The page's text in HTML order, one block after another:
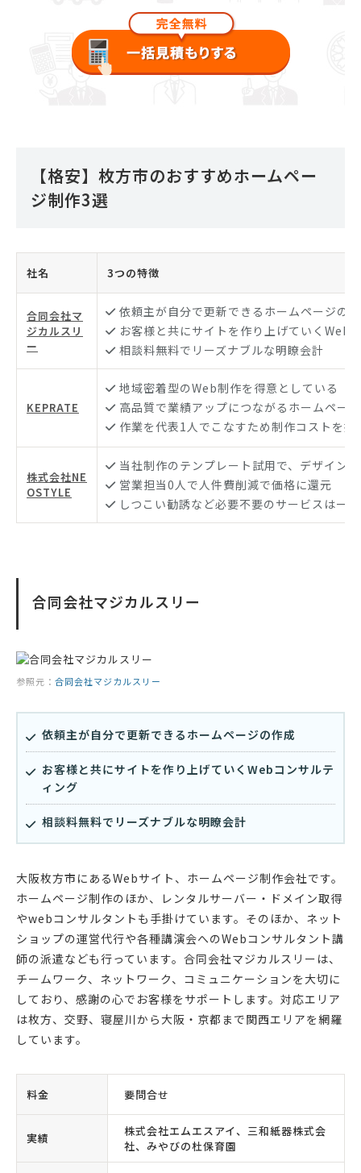
【格安】枚方市のおすすめホームペー
ジ制作3選
社名 3つの特徴
合同会社マ
ジカルスリ
ー
依頼主が自分で更新できるホームページの
お客様と共にサイトを作り上げていくWeb
相談料無料でリーズナブルな明瞭会計
KEPRATE
地域密着型のWeb制作を得意としている
高品質で業績アップにつながるホームペー
作業を代表1人でこなすため制作コストを
株式会社NE
OSTYLE
当社制作のテンプレート試用で、デザイン
営業担当0人で人件費削減で価格に還元
しつこい勧誘など必要不要のサービスは一
合同会社マジカルスリー
参照元： 合同会社マジカルスリー
依頼主が自分で更新できるホームページの作成
お客様と共にサイトを作り上げていくWebコンサルテ
ィング
相談料無料でリーズナブルな明瞭会計
大阪枚方市にあるWebサイト、ホームページ制作会社です。
ホームページ制作のほか、レンタルサーバー・ドメイン取得
やwebコンサルタントも手掛けています。そのほか、ネット
ショップの運営代行や各種講演会へのWebコンサルタント講
師の派遣なども行っています。合同会社マジカルスリーは、
チームワーク、ネットワーク、コミュニケーションを大切に
しており、感謝の心でお客様をサポートします。対応エリア
は枚方、交野、寝屋川から大阪・京都まで関西エリアを網羅
しています。
料金 要問合せ
実績
株式会社エムエスアイ、三和紙器株式会
社、みやびの杜保育園